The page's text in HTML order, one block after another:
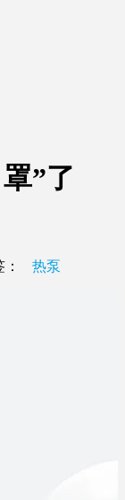
”了
： 热泵